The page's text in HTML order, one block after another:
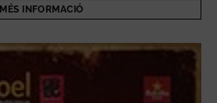
MÉS INFORMACIÓ